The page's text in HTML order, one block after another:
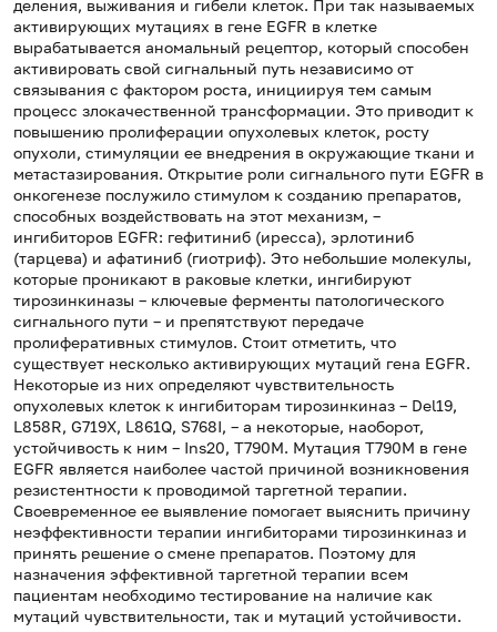
деления, выживания и гибели клеток. При так называемых
активирующих мутациях в гене EGFR в клетке
вырабатывается аномальный рецептор, который способен
активировать свой сигнальный путь независимо от
связывания с фактором роста, инициируя тем самым
процесс злокачественной трансформации. Это приводит к
повышению пролиферации опухолевых клеток, росту
опухоли, стимуляции ее внедрения в окружающие ткани и
метастазирования. Открытие роли сигнального пути EGFR в
онкогенезе послужило стимулом к созданию препаратов,
способных воздействовать на этот механизм, –
ингибиторов EGFR: гефитиниб (иресса), эрлотиниб
(тарцева) и афатиниб (гиотриф). Это небольшие молекулы,
которые проникают в раковые клетки, ингибируют
тирозинкиназы – ключевые ферменты патологического
сигнального пути – и препятствуют передаче
пролиферативных стимулов. Стоит отметить, что
существует несколько активирующих мутаций гена EGFR.
Некоторые из них определяют чувствительность
опухолевых клеток к ингибиторам тирозинкиназ – Del19,
L858R, G719X, L861Q, S768I, – а некоторые, наоборот,
устойчивость к ним – Ins20, T790M. Мутация Т790М в гене
EGFR является наиболее частой причиной возникновения
резистентности к проводимой таргетной терапии.
Своевременное ее выявление помогает выяснить причину
неэффективности терапии ингибиторами тирозинкиназ и
принять решение о смене препаратов. Поэтому для
назначения эффективной таргетной терапии всем
пациентам необходимо тестирование на наличие как
мутаций чувствительности, так и мутаций устойчивости.